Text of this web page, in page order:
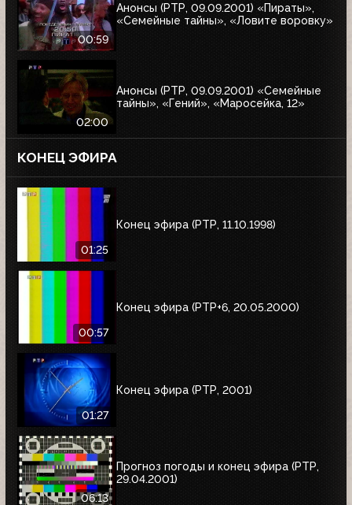
00:59
Анонсы (РТР, 09.09.2001) «Пираты»,
«Семейные тайны», «Ловите воровку»
02:00
Анонсы (РТР, 09.09.2001) «Семейные
тайны», «Гений», «Маросейка, 12»
КОНЕЦ ЭФИРА
01:25
Конец эфира (РТР, 11.10.1998)
00:57
Конец эфира (РТР+6, 20.05.2000)
01:27
Конец эфира (РТР, 2001)
06:13
Прогноз погоды и конец эфира (РТР,
29.04.2001)